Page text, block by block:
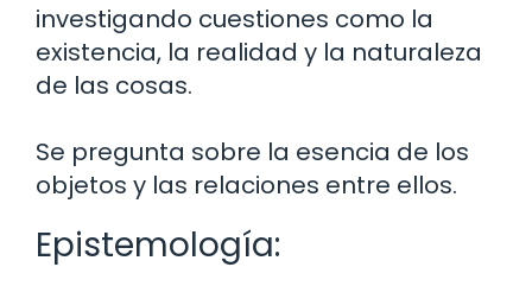
investigando cuestiones como la
existencia, la realidad y la naturaleza
de las cosas.
Se pregunta sobre la esencia de los
objetos y las relaciones entre ellos.
Epistemología: